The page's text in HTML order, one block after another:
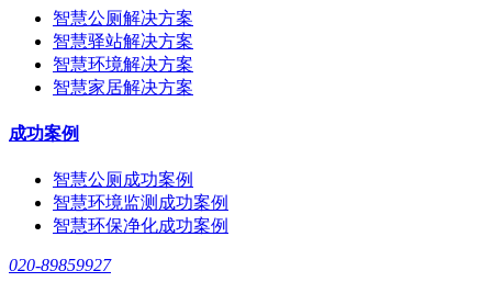
智慧公厕解决方案
智慧驿站解决方案
智慧环境解决方案
智慧家居解决方案
成功案例
智慧公厕成功案例
智慧环境监测成功案例
智慧环保净化成功案例
020-89859927